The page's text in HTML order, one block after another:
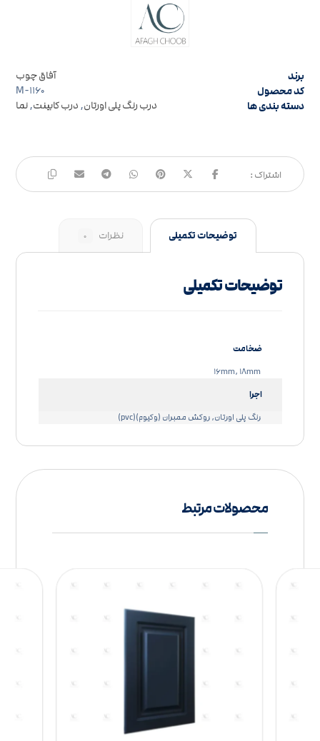
برند آفاق چوب
کد محصول M-۱۱۶۰
دسته بندی ها درب رنگ پلی اورتان, درب کابینت,نما
توضیحات تکمیلی نظرات ۰
توضیحات تکمیلی
ضخامت
۱۶mm, ۱۸mm
اجرا
رنگ پلی اورتان, روکش ممبران (وکیوم)(pvc)
محصولات مرتبط